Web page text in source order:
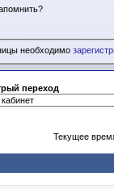
необходимо
переход
Текущее